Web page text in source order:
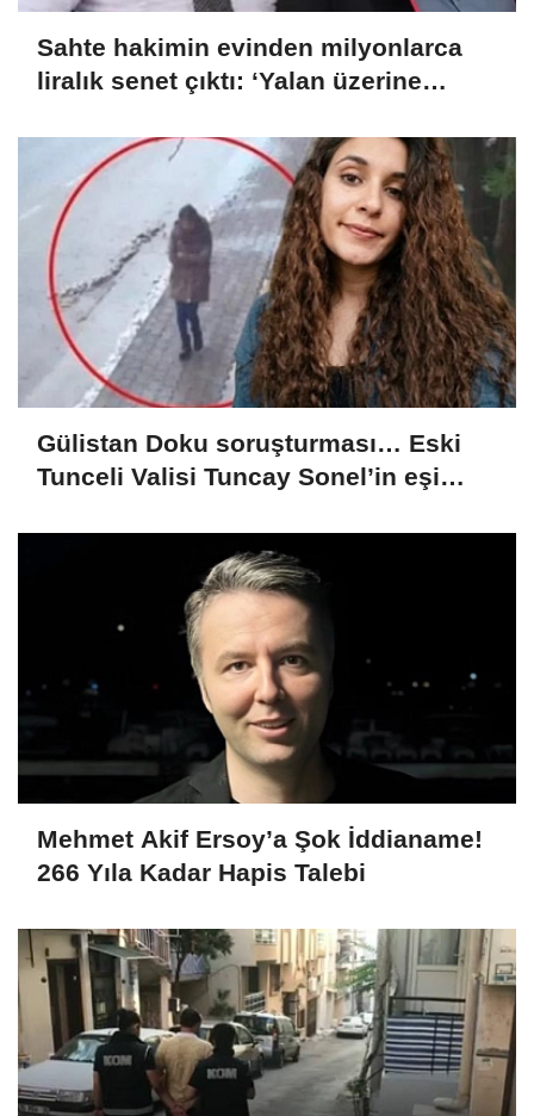
Sahte hakimin evinden milyonlarca
liralık senet çıktı: ‘Yalan üzerine
Gülistan Doku soruşturması… Eski
Tunceli Valisi Tuncay Sonel’in eşi
Mehmet Akif Ersoy’a Şok İddianame!
266 Yıla Kadar Hapis Talebi